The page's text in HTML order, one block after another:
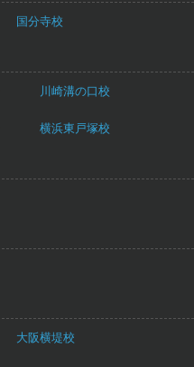
国分寺校
川崎溝の口校
横浜東戸塚校
大阪横堤校